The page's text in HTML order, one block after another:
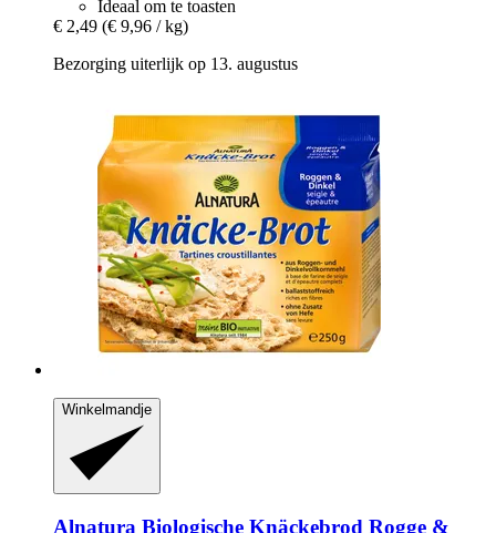
Ideaal om te toasten
€ 2,49 (€ 9,96 / kg)
Bezorging uiterlijk op 13. augustus
Winkelmandje
Alnatura Biologische Knäckebrod Rogge &